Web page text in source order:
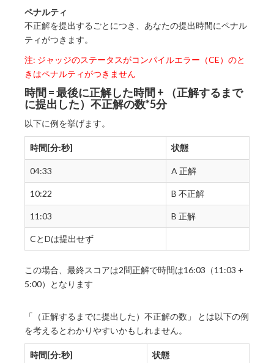
ペナルティ
不正解を提出するごとにつき、あなたの提出時間にペナル
ティがつきます。
注: ジャッジのステータスがコンパイルエラー（CE）のと
きはペナルティがつきません
時間 = 最後に正解した時間 + （正解するまで
に提出した）不正解の数*5分
以下に例を挙げます。
時間[分:秒] 状態
04:33 A 正解
10:22 B 不正解
11:03 B 正解
CとDは提出せず
この場合、最終スコアは2問正解で時間は16:03（11:03 +
5:00）となります
「（正解するまでに提出した）不正解の数」 とは以下の例
を考えるとわかりやすいかもしれません。
時間[分:秒] 状態